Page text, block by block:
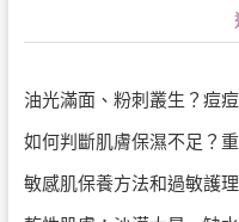
油光滿面、粉刺叢生？痘
如何判斷肌膚保濕不足？
敏感肌保養方法和過敏護